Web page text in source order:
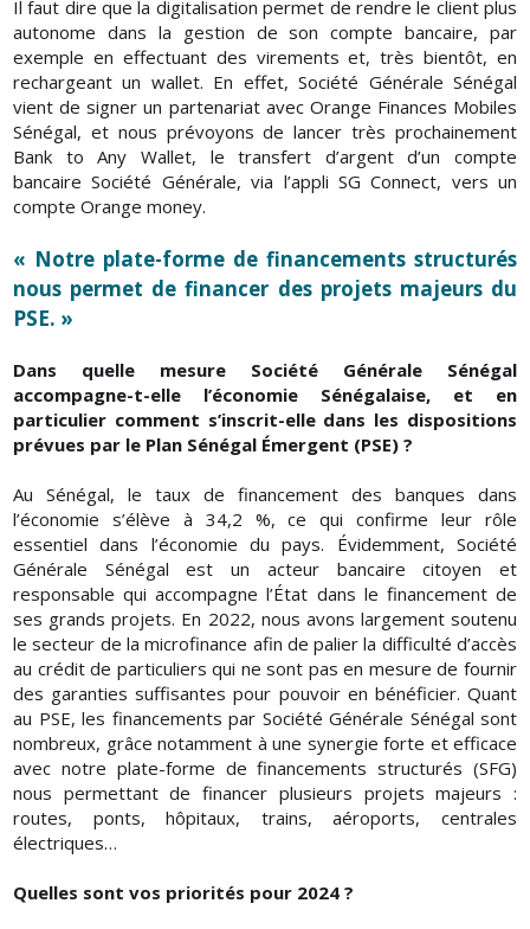
Il faut dire que la digitalisation permet de rendre le client plus
autonome dans la gestion de son compte bancaire, par
exemple en effectuant des virements et, très bientôt, en
rechargeant un wallet. En effet, Société Générale Sénégal
vient de signer un partenariat avec Orange Finances Mobiles
Sénégal, et nous prévoyons de lancer très prochainement
Bank to Any Wallet, le transfert d’argent d’un compte
bancaire Société Générale, via l’appli SG Connect, vers un
compte Orange money.
« Notre plate-forme de financements structurés
nous permet de financer des projets majeurs du
PSE. »
Dans quelle mesure Société Générale Sénégal
accompagne-t-elle l’économie Sénégalaise, et en
particulier comment s’inscrit-elle dans les dispositions
prévues par le Plan Sénégal Émergent (PSE) ?
Au Sénégal, le taux de financement des banques dans
l’économie s’élève à 34,2 %, ce qui confirme leur rôle
essentiel dans l’économie du pays. Évidemment, Société
Générale Sénégal est un acteur bancaire citoyen et
responsable qui accompagne l’État dans le financement de
ses grands projets. En 2022, nous avons largement soutenu
le secteur de la microfinance afin de palier la difficulté d’accès
au crédit de particuliers qui ne sont pas en mesure de fournir
des garanties suffisantes pour pouvoir en bénéficier. Quant
au PSE, les financements par Société Générale Sénégal sont
nombreux, grâce notamment à une synergie forte et efficace
avec notre plate-forme de financements structurés (SFG)
nous permettant de financer plusieurs projets majeurs :
routes, ponts, hôpitaux, trains, aéroports, centrales
électriques…
Quelles sont vos priorités pour 2024 ?